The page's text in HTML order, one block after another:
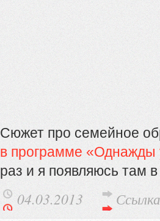
Сюжет про семейное
в программе «Однажды
раз и я появляюсь там в
04.03.2013 Ссылка